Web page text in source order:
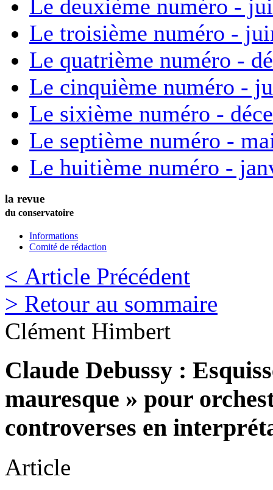
Le deuxième numéro -
Le troisième numéro -
Le quatrième numéro -
Le cinquième numéro -
Le sixième numéro -
Le septième numéro -
Le huitième numéro -
la revue
du conservatoire
Informations
Comité de rédaction
< Article Précédent
> Retour au sommaire
Clément Himbert
Claude Debussy :
mauresque » pour
controverses en
Article